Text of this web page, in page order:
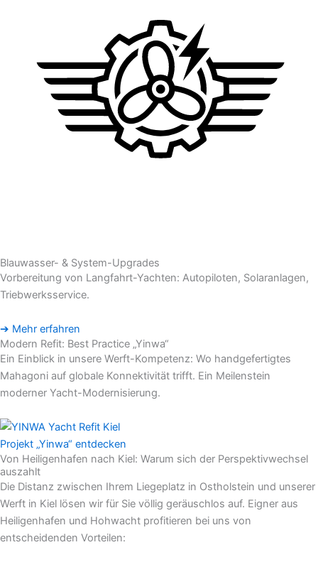
Blauwasser- & System-Upgrades
Vorbereitung von Langfahrt-Yachten: Autopiloten, Solaranlagen,
Triebwerksservice.
➔ Mehr erfahren
Modern Refit: Best Practice „Yinwa“
Ein Einblick in unsere Werft-Kompetenz: Wo handgefertigtes
Mahagoni auf globale Konnektivität trifft. Ein Meilenstein
moderner Yacht-Modernisierung.
Projekt „Yinwa“ entdecken
Von Heiligenhafen nach Kiel: Warum sich der Perspektivwechsel
auszahlt
Die Distanz zwischen Ihrem Liegeplatz in Ostholstein und unserer
Werft in Kiel lösen wir für Sie völlig geräuschlos auf. Eigner aus
Heiligenhafen und Hohwacht profitieren bei uns von
entscheidenden Vorteilen: